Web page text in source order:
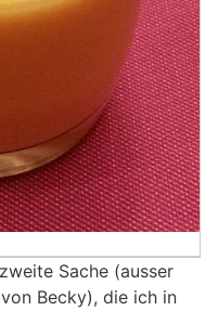
Sache (ausser
Becky), die ich in